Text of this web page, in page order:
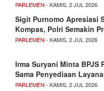
PARLEMEN - KAMIS, 2 JUL 2026
Sigit Purnomo Apresiasi
Kompas, Polri Semakin
PARLEMEN - KAMIS, 2 JUL 2026
Irma Suryani Minta BPJS
Sama Penyediaan
PARLEMEN - KAMIS, 2 JUL 2026